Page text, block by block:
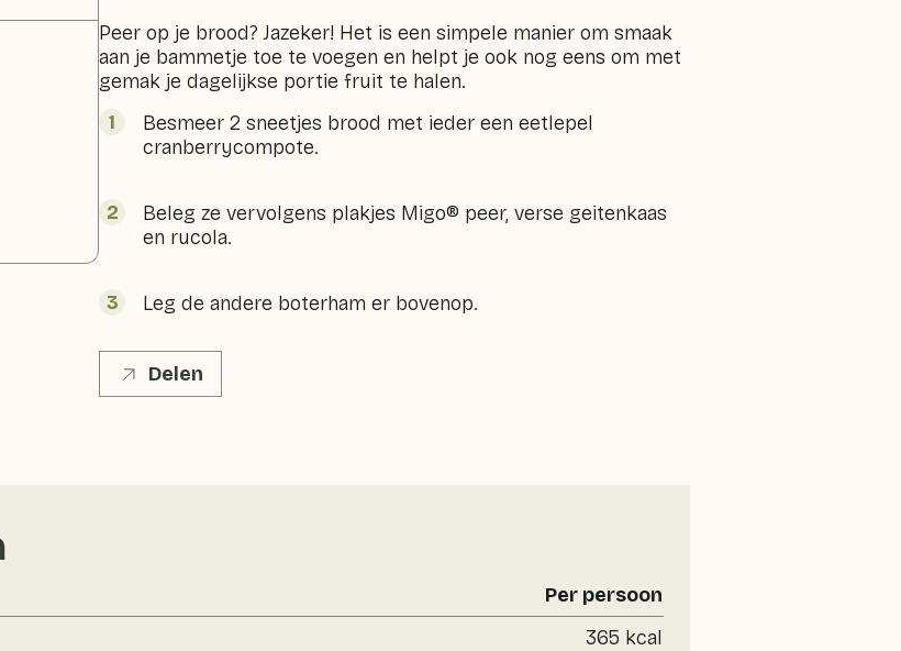
Peer op je brood? Jazeker! Het is een simpele manier om smaak
aan je bammetje toe te voegen en helpt je ook nog eens om met
gemak je dagelijkse portie fruit te halen.
Besmeer 2 sneetjes brood met ieder een eetlepel
cranberrycompote.
Beleg ze vervolgens plakjes Migo® peer, verse geitenkaas
en rucola.
Leg de andere boterham er bovenop.
Delen
Per persoon
365 kcal